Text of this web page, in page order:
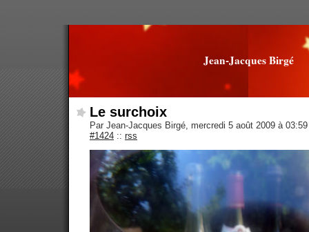
Jean-Jacques Birgé
Le surchoix
Par Jean-Jacques Birgé, mercredi 5 août 2009 à
#1424 :: rss